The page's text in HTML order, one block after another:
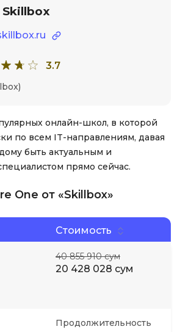
3.7
онлайн-школ, в которой
по всем IT-направлениям, давая
быть актуальным и
прямо сейчас.
One от «Skillbox»
Стоимость
40 855 910 сум
20 428 028 сум
Продолжительность